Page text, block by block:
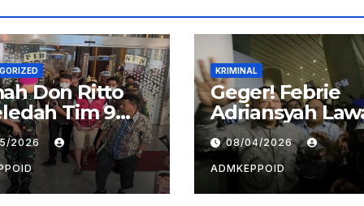
Don Ritto
Tim 9
Ada Apa
Kasus TPPU
2026
KRIMINAL
Geger! Febrie
Adriansyah
Balik, Gugat
Kejagung dan
Kortas Tipidkor
Lewat
08/04/2026
ADMKEPPOID